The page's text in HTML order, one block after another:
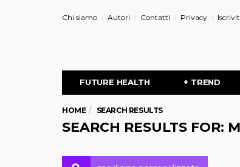
Chi siamo Autori Contatti Privacy
FUTURE HEALTH + TREND
HOME SEARCH RESULTS
SEARCH RESULTS FOR: